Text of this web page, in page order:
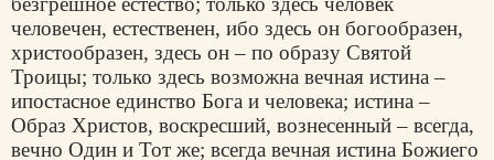
человечен, естественен, ибо здесь он богообразен,
христообразен, здесь он – по образу Святой
Троицы; только здесь возможна вечная истина –
ипостасное единство Бога и человека; истина –
Образ Христов, воскресший, вознесенный – всегда,
вечно Один и Тот же; всегда вечная истина Божиего